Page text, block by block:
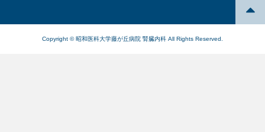
Copyright © 昭和医科大学藤が丘病院 腎臓内科 All Rights Reserved.